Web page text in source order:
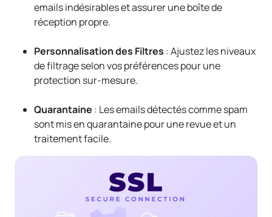
emails indésirables et assurer une boîte de
réception propre.
Personnalisation des Filtres : Ajustez les niveaux
de filtrage selon vos préférences pour une
protection sur-mesure.
Quarantaine : Les emails détectés comme spam
sont mis en quarantaine pour une revue et un
traitement facile.